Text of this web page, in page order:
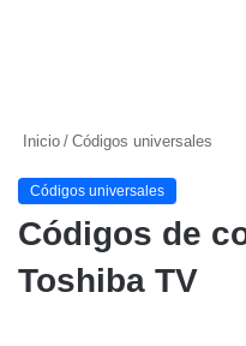
Inicio / Códigos universales
Códigos universales
Códigos de
Toshiba TV